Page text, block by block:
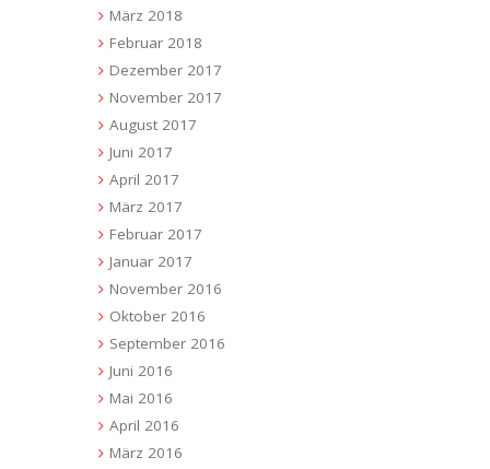
März 2018
Februar 2018
Dezember 2017
November 2017
August 2017
Juni 2017
April 2017
März 2017
Februar 2017
Januar 2017
November 2016
Oktober 2016
September 2016
Juni 2016
Mai 2016
April 2016
März 2016